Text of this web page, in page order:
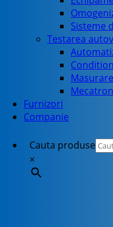
Sisteme
Testarea
Furnizori
Companie
Cauta produse
×